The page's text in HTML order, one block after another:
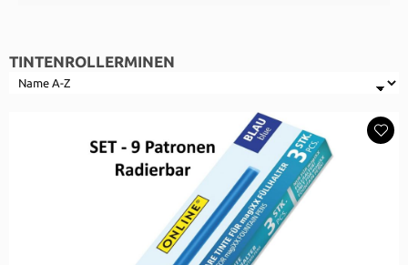
TINTENROLLERMINEN